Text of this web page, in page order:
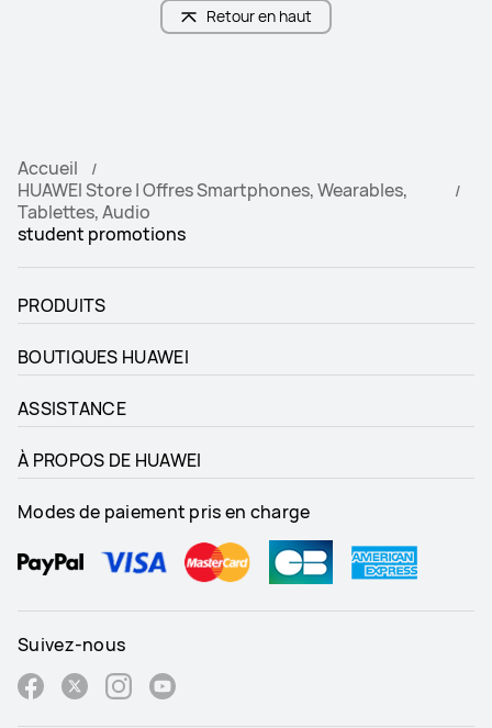
Retour en haut
Accueil
HUAWEI Store | Offres Smartphones, Wearables,
Tablettes, Audio
student promotions
PRODUITS
BOUTIQUES HUAWEI
ASSISTANCE
À PROPOS DE HUAWEI
Modes de paiement pris en charge
Suivez-nous